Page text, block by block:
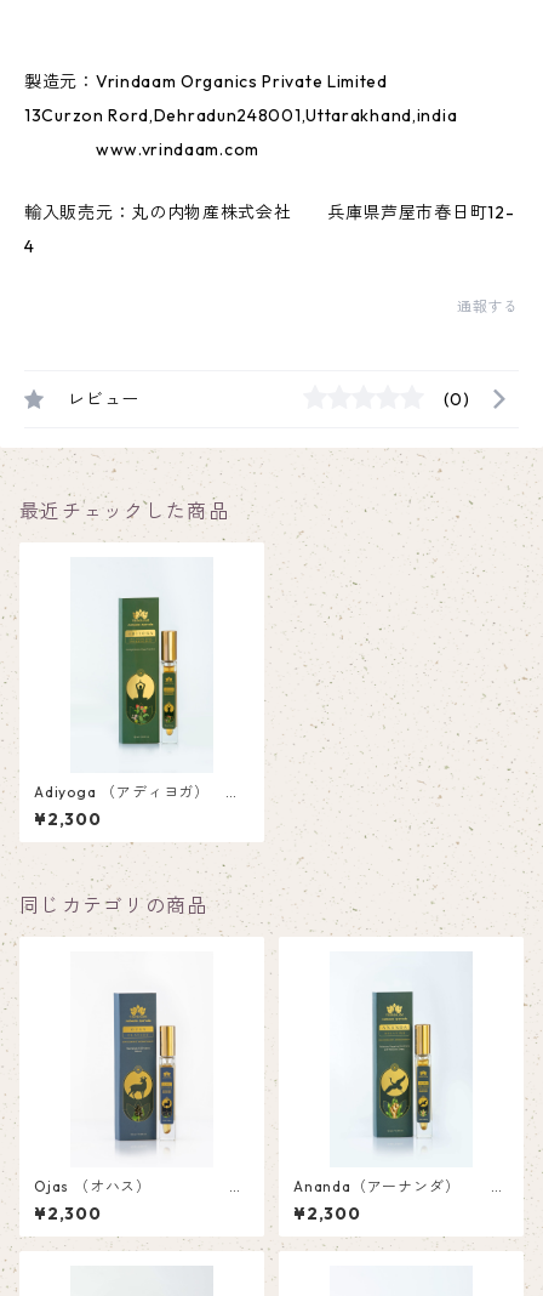
製造元：Vrindaam Organics Private Limited
13Curzon Rord,Dehradun248001,Uttarakhand,india
www.vrindaam.com
輸入販売元：丸の内物産株式会社 兵庫県芦屋市春日町12-
4
通報する
レビュー (0)
最近チェックした商品
Adiyoga （アディヨガ）
ルームスプレー 1
0ml
¥2,300
同じカテゴリの商品
Ojas （オハス）
ルームスプレー 1
0ml
¥2,300
Ananda（アーナンダ）
ルームスプレー 10
ml
¥2,300